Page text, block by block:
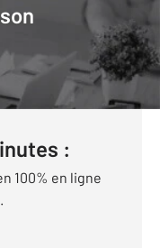
:
100% en ligne